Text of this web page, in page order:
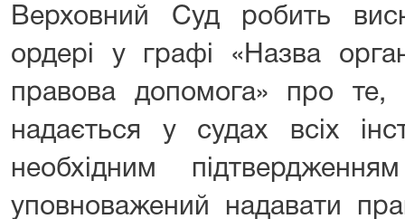
Верховний Суд робить
ордері у графі «Назва
правова допомога» про
надається у судах всіх
необхідним
уповноважений надавати